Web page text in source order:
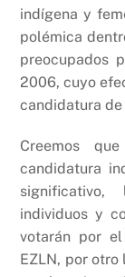
indígena y
polémica
preocupados
2006, cuyo
candidatura de
Creemos
candidatura
significativo,
individuos y
votarán por
EZLN, por otro